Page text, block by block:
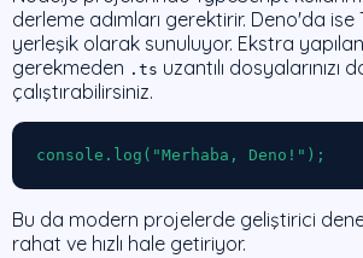
derleme adımları gerektirir. Deno'da
yerleşik olarak sunuluyor. Ekstra
gerekmeden .ts uzantılı dosyalarınızı
çalıştırabilirsiniz.
console.log("Merhaba, Deno!");
Bu da modern projelerde geliştirici
rahat ve hızlı hale getiriyor.